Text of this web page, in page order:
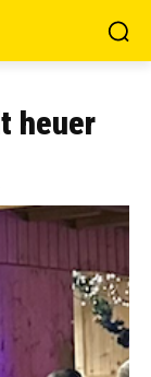
heuer